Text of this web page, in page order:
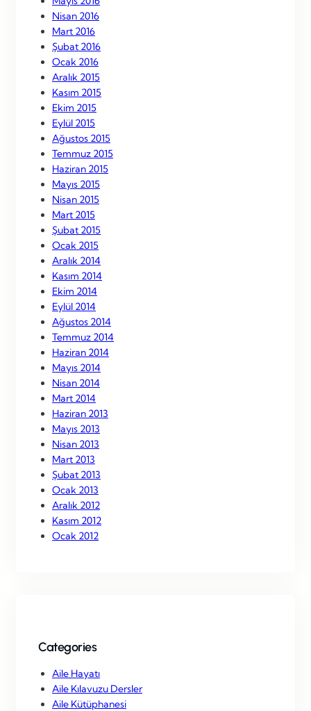
Nisan 2016
Mart 2016
Şubat 2016
Ocak 2016
Aralık 2015
Kasım 2015
Ekim 2015
Eylül 2015
Ağustos 2015
Temmuz 2015
Haziran 2015
Mayıs 2015
Nisan 2015
Mart 2015
Şubat 2015
Ocak 2015
Aralık 2014
Kasım 2014
Ekim 2014
Eylül 2014
Ağustos 2014
Temmuz 2014
Haziran 2014
Mayıs 2014
Nisan 2014
Mart 2014
Haziran 2013
Mayıs 2013
Nisan 2013
Mart 2013
Şubat 2013
Ocak 2013
Aralık 2012
Kasım 2012
Ocak 2012
Categories
Aile Hayatı
Aile Kılavuzu Dersler
Aile Kütüphanesi